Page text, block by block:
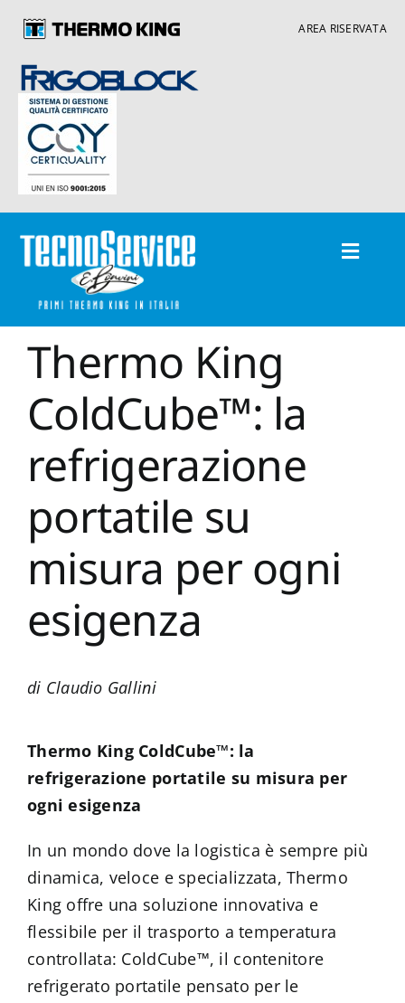
Skip
content
AREA RISERVATA
Toggle
L’azienda
Unità frigo
Settori
Servizi
News
Contatti
Thermo King
ColdCube™: la
refrigerazione
portatile su
misura per ogni
esigenza
di Claudio Gallini
Thermo King ColdCube™: la
refrigerazione portatile su misura per
ogni esigenza
In un mondo dove la logistica è sempre più
dinamica, veloce e specializzata, Thermo
King offre una soluzione innovativa e
flessibile per il trasporto a temperatura
controllata: ColdCube™, il contenitore
refrigerato portatile pensato per le